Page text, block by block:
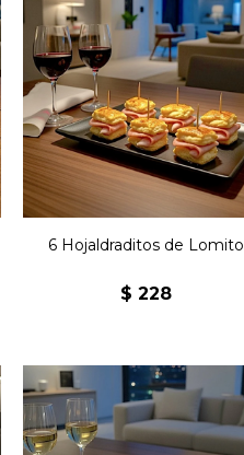
Seis emparedados de
masa hojaldrada con
lomito.
6 Hojaldraditos de Lomito
$ 228